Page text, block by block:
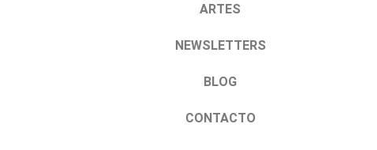
ARTES
NEWSLETTERS
BLOG
CONTACTO